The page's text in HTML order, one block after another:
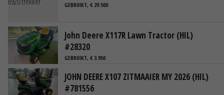
GEBRUIKT, € 29.500
John Deere X117R Lawn Tractor (HIL)
#28320
GEBRUIKT, € 3.950
JOHN DEERE X107 ZITMAAIER MY 2026 (HIL)
#781556